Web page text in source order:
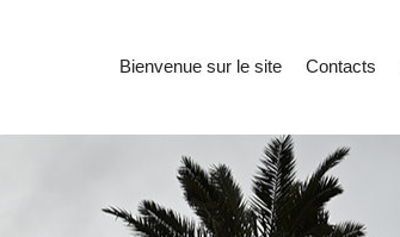
Bienvenue sur le site Contacts